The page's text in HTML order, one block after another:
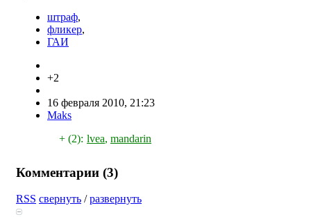
штраф,
фликер,
ГАИ
+2
16 февраля 2010, 21:23
Maks
+ (2): lvea, mandarin
Комментарии (3)
RSS свернуть /развернуть